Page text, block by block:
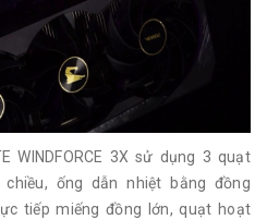
WINDFORCE 3X sử dụng 3 quạt
ống dẫn nhiệt bằng đồng
tiếp miếng đồng lớn, quạt hoạt